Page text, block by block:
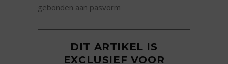
gebonden aan pasvorm
DIT ARTIKEL IS
EXCLUSIEF VOOR